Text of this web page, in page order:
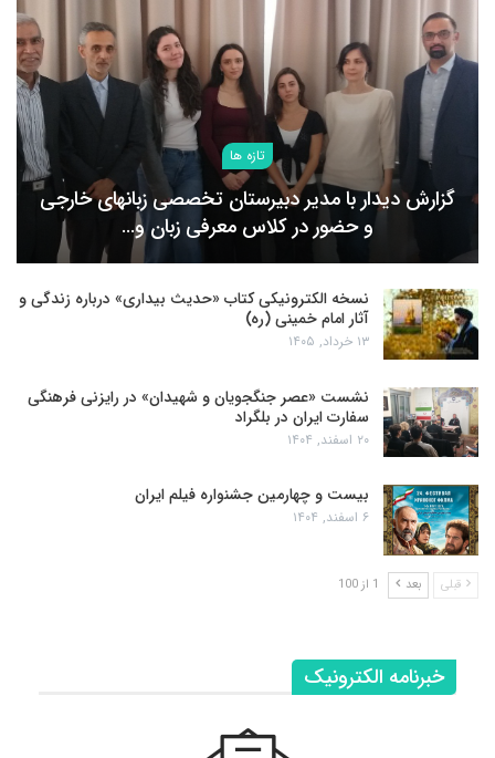
تازه ها
گزارش دیدار با مدیر دبیرستان تخصصی زبانهای خارجی
و حضور در کلاس معرفی زبان و…
نسخه الکترونیکی کتاب «حدیث بیداری» درباره زندگی و
آثار امام خمینی (ره)
۱۳ خرداد, ۱۴۰۵
نشست «عصر جنگجویان و شهیدان» در رایزنی فرهنگی
سفارت ایران در بلگراد
۲۰ اسفند, ۱۴۰۴
بیست و چهارمین جشنواره فیلم ایران
۶ اسفند, ۱۴۰۴
قبلی بعد 1 از 100
خبرنامه الکترونیک